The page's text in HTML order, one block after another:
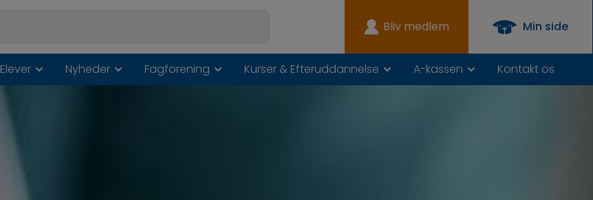
Bliv medlem Min side
Elever Nyheder Fagforening Kurser & Efteruddannelse A-kassen Kontakt os